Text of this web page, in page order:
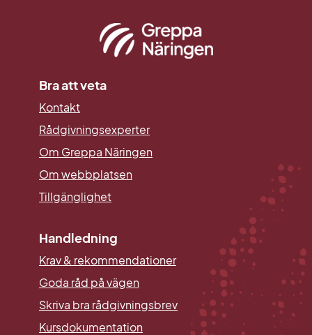
Bra att veta
Kontakt
Rådgivningsexperter
Om Greppa Näringen
Om webbplatsen
Tillgänglighet
Handledning
Krav & rekommendationer
Goda råd på vägen
Skriva bra rådgivningsbrev
Kursdokumentation